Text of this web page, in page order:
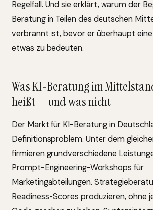
Regelfall. Und sie erklärt, warum der
Beratung in Teilen des deutschen
verbrannt ist, bevor er überhaupt
etwas zu bedeuten.
Was KI-Beratung im
heißt — und was nicht
Der Markt für KI-Beratung in
Definitionsproblem. Unter dem
firmieren grundverschiedene
Prompt-Engineering-Workshops für
Marketingabteilungen.
Readiness-Scores produzieren, ohne